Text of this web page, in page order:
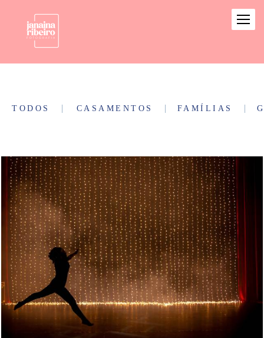
TODOS CASAMENTOS FAMÍLIAS
1046 1